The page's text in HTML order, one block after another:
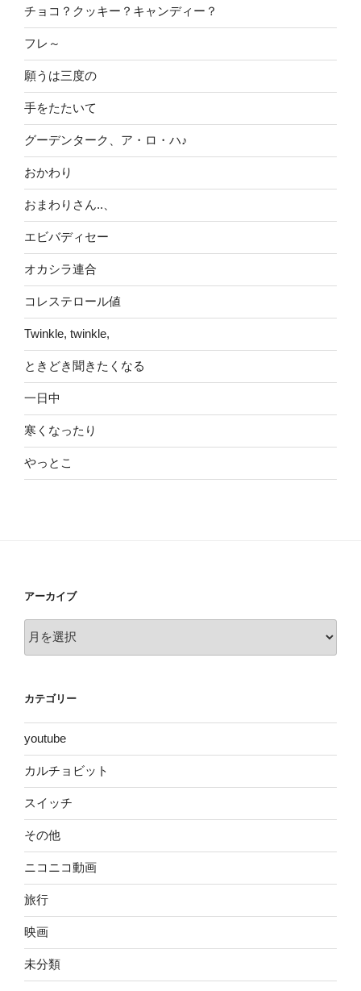
チョコ？クッキー？キャンディー？
フレ～
願うは三度の
手をたたいて
グーデンターク、ア・ロ・ハ♪
おかわり
おまわりさん..、
エビバディセー
オカシラ連合
コレステロール値
Twinkle, twinkle,
ときどき聞きたくなる
一日中
寒くなったり
やっとこ
アーカイブ
ー
ブ
カテゴリー
youtube
カルチョビット
スイッチ
その他
ニコニコ動画
旅行
映画
未分類